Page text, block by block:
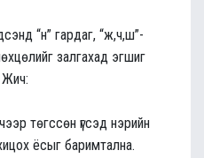
“н” гардаг, “ж,ч,ш”-
залгахад эгшиг
Жич:
төгссөн үгсэд нэрийн
ёсыг баримтална.